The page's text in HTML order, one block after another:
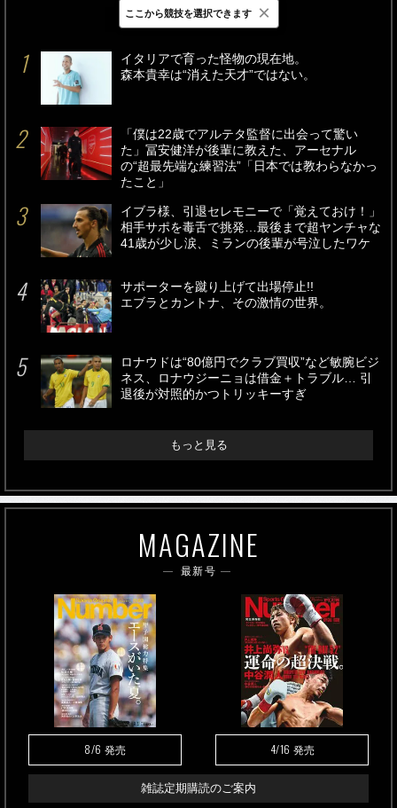
最新 24時間 週間
イタリアで育った怪物の現在地。
森本貴幸は“消えた天才”ではない。
「僕は22歳でアルテタ監督に出会って驚い
た」冨安健洋が後輩に教えた、アーセナル
の“超最先端な練習法”「日本では教わらなかっ
たこと」
イブラ様、引退セレモニーで「覚えておけ！」
相手サポを毒舌で挑発…最後まで超ヤンチャな
41歳が少し涙、ミランの後輩が号泣したワケ
サポーターを蹴り上げて出場停止!!
エブラとカントナ、その激情の世界。
ロナウドは“80億円でクラブ買収”など敏腕ビジ
ネス、ロナウジーニョは借金＋トラブル… 引
退後が対照的かつトリッキーすぎ
もっと見る
MAGAZINE
最新号
8/6 発売 4/16 発売
雑誌定期購読のご案内
ここから競技を選択できます ×